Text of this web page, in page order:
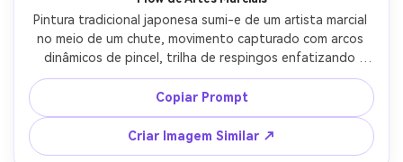
Pintura tradicional japonesa sumi-e de um artista marcial
no meio de um chute, movimento capturado com arcos
dinâmicos de pincel, trilha de respingos enfatizando
velocidade, fundo mínimo de dojo se dissipando no
branco, contraste forte, textura de pincel seco,
composição equilibrada, grãos de papel de arroz, selo
vermelho, lente 85mm, profundidade de campo rasa,
iluminação cinematográfica suave --ar 4:5
Copiar Prompt
Criar Imagem Similar ↗